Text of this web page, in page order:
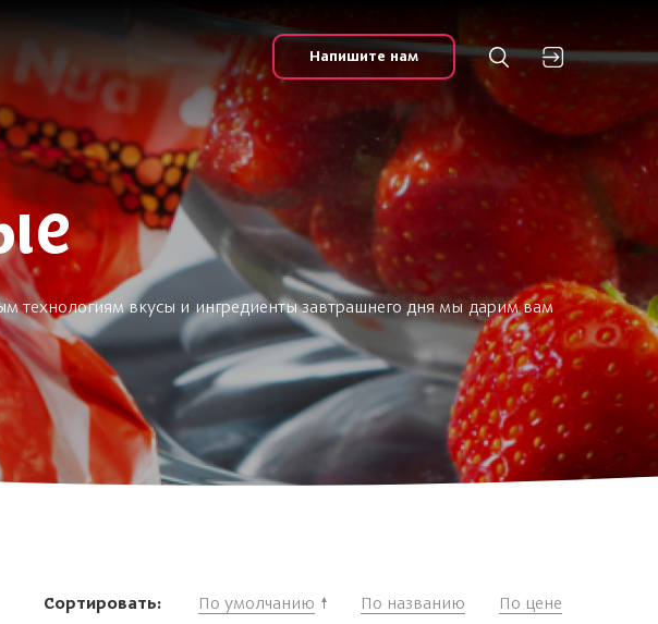
Напишите нам
технологиям вкусы и ингредиенты завтрашнего дня мы дарим вам
Сортировать: По умолчанию По названию По цене